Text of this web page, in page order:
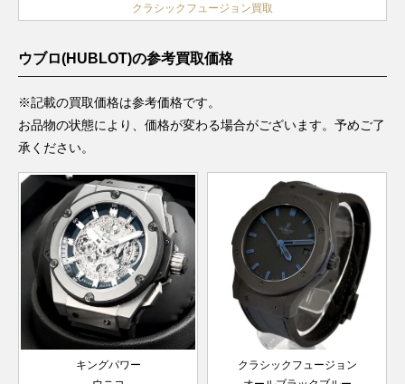
クラシックフュージョン買取
ウブロ(HUBLOT)の参考買取価格
※記載の買取価格は参考価格です。
お品物の状態により、価格が変わる場合がございます。予めご了
承ください。
キングパワー
クラシックフュージョン